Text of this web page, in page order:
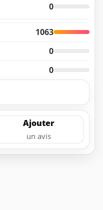
0
1063
0
0
Ajouter
un avis